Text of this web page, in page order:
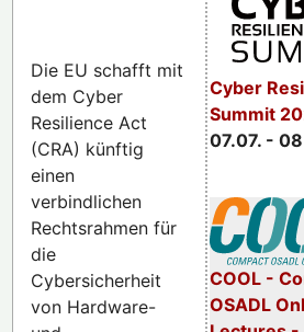
Cyber
Summit
07.07. -
COOL -
OSADL
Die EU schafft mit
dem Cyber
Resilience Act
(CRA) künftig
einen
verbindlichen
Rechtsrahmen für
die
Cybersicherheit
von Hardware-